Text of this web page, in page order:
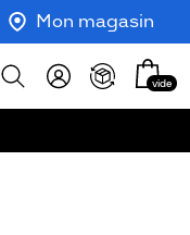
Mon magasin
Afficher
Mon
panier
vide